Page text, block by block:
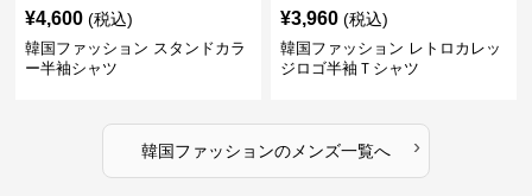
¥4,600 (税込)
韓国ファッション スタンドカラ
ー半袖シャツ
¥3,960 (税込)
韓国ファッション レトロカレッ
ジロゴ半袖Ｔシャツ
韓国ファッションのメンズ一覧へ ›